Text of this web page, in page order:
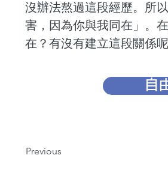
沒辦法熬過這段經歷。所
害，因為你與我同在」。
在？有沒有建立這段關係
自
Previous